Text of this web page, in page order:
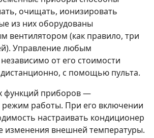
очищать, ионизировать
из них оборудованы
вентилятором (как правило, три
Управление любым
от его стоимости
дистанционно, с помощью пульта.
функций приборов —
режим работы. При его включении
настраивать кондиционер
изменения внешней температуры.